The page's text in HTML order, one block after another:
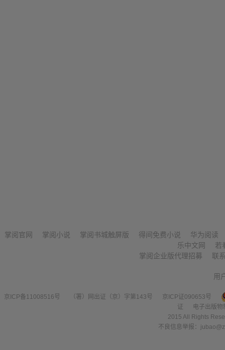
掌阅官网 掌阅小说 掌阅书城触屏版 得间免费小说
华为阅读
乐中文网
若
掌阅企业版代理招募
联
用
京ICP备11008516号 （署）网出证（京）字第143号
京ICP证090653号
证
电子出版
2015 All Rights
不良信息举报：